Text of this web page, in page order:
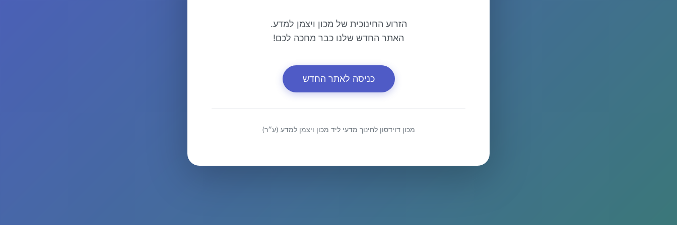
הזרוע החינוכית של מכון ויצמן למדע.
האתר החדש שלנו כבר מחכה לכם!
כניסה לאתר החדש
מכון דוידסון לחינוך מדעי ליד מכון ויצמן למדע (ע״ר)